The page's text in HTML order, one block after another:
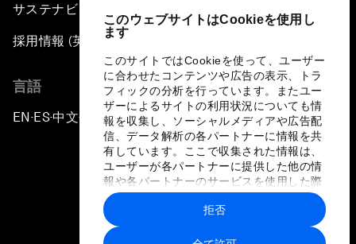
このウェブサイトはCookieを使用し
ます
このサイトではCookieを使って、ユーザー
に合わせたコンテンツや広告の表示、トラ
フィックの分析を行っています。またユー
ザーによるサイトの利用状況についても情
報を収集し、ソーシャルメディアや広告配
信、データ解析の各パートナーに情報を共
有しています。ここで収集された情報は、
ユーザーが各パートナーに提供した他の情
報や各パートナーのサービスを使用した際
に収集された情報と組み合わされ、各パー
トナーによって使用されることがありま
す。
拒否
サステナビリティへの取り組み
採用情報 (英語のみ)
言語
EN ▪ES▪中文▪ 日本語
プライバシーポリシーと利用規約